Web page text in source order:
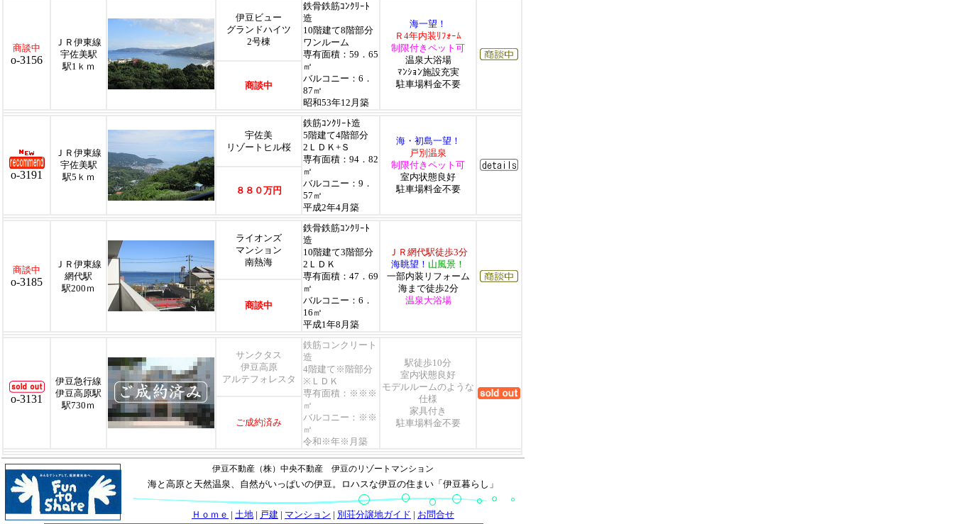
商談中
o-3156
ＪＲ伊東線
宇佐美駅
駅1ｋｍ
伊豆ビュー
グランドハイツ
2号棟
鉄骨鉄筋ｺﾝｸﾘｰﾄ
造
10階建て8階部分
ワンルーム
専有面積：59．65
㎡
バルコニー：6．
87㎡
昭和53年12月築
海一望！
Ｒ4年内装ﾘﾌｫｰﾑ
制限付きペット可
温泉大浴場
ﾏﾝｼｮﾝ施設充実
駐車場料金不要
商談中
o-3191
ＪＲ伊東線
宇佐美駅
駅5ｋｍ
宇佐美
リゾートヒル桜
鉄筋ｺﾝｸﾘｰﾄ造
5階建て4階部分
2ＬＤＫ+Ｓ
専有面積：94．82
㎡
バルコニー：9．
57㎡
平成2年4月築
海・初島一望！
戸別温泉
制限付きペット可
室内状態良好
駐車場料金不要
８８０万円
商談中
o-3185
ＪＲ伊東線
網代駅
駅200ｍ
ライオンズ
マンション
南熱海
鉄骨鉄筋ｺﾝｸﾘｰﾄ
造
10階建て3階部分
2ＬＤＫ
専有面積：47．69
㎡
バルコニー：6．
16㎡
平成1年8月築
ＪＲ網代駅徒歩3分
海眺望！ 山風景！
一部内装リフォーム
海まで徒歩2分
温泉大浴場
商談中
o-3131
伊豆急行線
伊豆高原駅
駅730ｍ
サンクタス
伊豆高原
アルテフォレスタ
鉄筋コンクリート
造
4階建て※階部分
※ＬＤＫ
専有面積：※※※
㎡
バルコニー：※※
㎡
令和※年※月築
駅徒歩10分
室内状態良好
モデルルームのような
仕様
家具付き
駐車場料金不要
ご成約済み
伊豆不動産（株）中央不動産 伊豆のリゾートマンション
海と高原と天然温泉、自然がいっぱいの伊豆。ロハスな伊豆の住まい「伊豆暮らし」
Ｈｏｍｅ | 土地 | 戸建 | マンション | 別荘分譲地ガイド | お問合せ